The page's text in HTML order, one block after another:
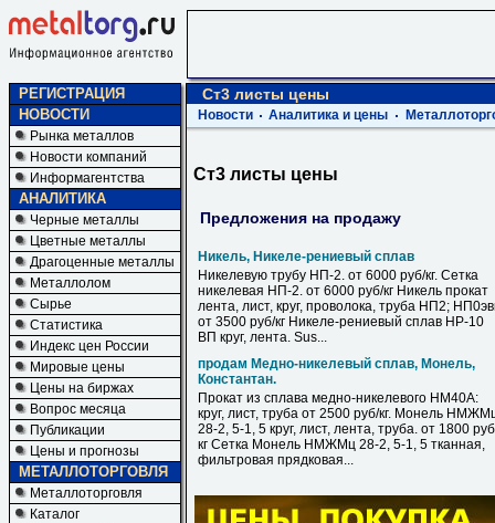
РЕГИСТРАЦИЯ
НОВОСТИ
Рынка металлов
Новости компаний
Информагентства
АНАЛИТИКА
Черные металлы
Цветные металлы
Драгоценные металлы
Металлолом
Сырье
Статистика
Индекс цен России
Мировые цены
Цены на биржах
Вопрос месяца
Публикации
Цены и прогнозы
МЕТАЛЛОТОРГОВЛЯ
Металлоторговля
Каталог
Ст3 листы цены
Новости Аналитика и цены
Ст3 листы цены
Предложения на продажу
Никель, Никеле-рениевый сплав
Никелевую трубу НП-2. от 6000 руб/кг. Сетка
никелевая НП-2. от 6000 руб/кг Никель прокат
лента, лист, круг, проволока, труба НП2;
от 3500 руб/кг Никеле-рениевый сплав НР-10
ВП круг, лента. Sus...
продам Медно-никелевый сплав, Монель,
Константан.
Прокат из сплава медно-никелевого НМ40А:
круг, лист, труба от 2500 руб/кг. Монель
28-2, 5-1, 5 круг, лист, лента, труба. от 1800
кг Сетка Монель НМЖМц 28-2, 5-1, 5 тканная,
фильтровая прядковая...